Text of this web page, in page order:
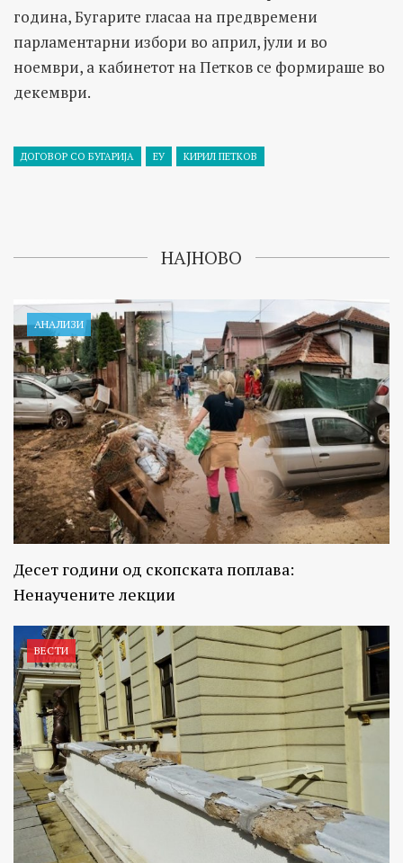
година, Бугарите гласаа на предвремени
парламентарни избори во април, јули и во
ноември, а кабинетот на Петков се формираше во
декември.
ДОГОВОР СО БУГАРИЈА ЕУ КИРИЛ ПЕТКОВ
НАЈНОВО
АНАЛИЗИ
Десет години од скопската поплава:
Ненаучените лекции
ВЕСТИ